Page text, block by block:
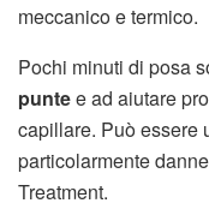
meccanico e termico.
Pochi minuti di posa
puntee ad aiutare
capillare. Può essere
particolarmente
Treatment.